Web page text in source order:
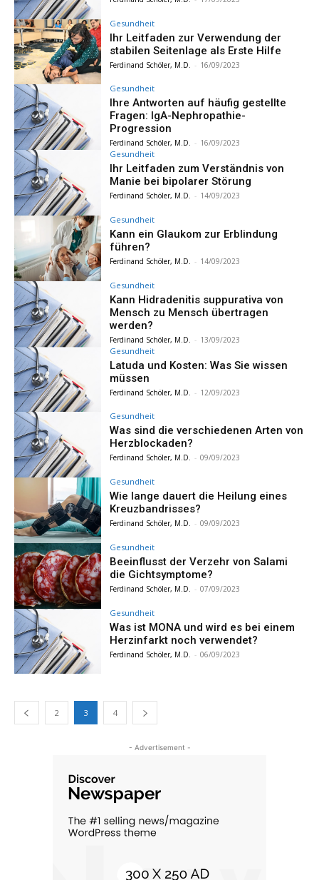
Gesundheit
Ihr Leitfaden zur Verwendung der
stabilen Seitenlage als Erste Hilfe
Ferdinand Schöler, M.D. - 16/09/2023
Gesundheit
Ihre Antworten auf häufig gestellte
Fragen: IgA-Nephropathie-
Progression
Ferdinand Schöler, M.D. - 16/09/2023
Gesundheit
Ihr Leitfaden zum Verständnis von
Manie bei bipolarer Störung
Ferdinand Schöler, M.D. - 14/09/2023
Gesundheit
Kann ein Glaukom zur Erblindung
führen?
Ferdinand Schöler, M.D. - 14/09/2023
Gesundheit
Kann Hidradenitis suppurativa von
Mensch zu Mensch übertragen
werden?
Ferdinand Schöler, M.D. - 13/09/2023
Gesundheit
Latuda und Kosten: Was Sie wissen
müssen
Ferdinand Schöler, M.D. - 12/09/2023
Gesundheit
Was sind die verschiedenen Arten von
Herzblockaden?
Ferdinand Schöler, M.D. - 09/09/2023
Gesundheit
Wie lange dauert die Heilung eines
Kreuzbandrisses?
Ferdinand Schöler, M.D. - 09/09/2023
Gesundheit
Beeinflusst der Verzehr von Salami
die Gichtsymptome?
Ferdinand Schöler, M.D. - 07/09/2023
Gesundheit
Was ist MONA und wird es bei einem
Herzinfarkt noch verwendet?
Ferdinand Schöler, M.D. - 06/09/2023
2 3 4
- Advertisement -